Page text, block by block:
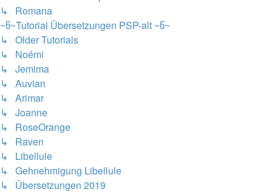
↳ Romana
~წ~Tutorial Übersetzungen PSP-alt ~წ~
↳ Older Tutorials
↳ Noémi
↳ Jemima
↳ Auvian
↳ Arimar
↳ Joanne
↳ RoseOrange
↳ Raven
↳ Libellule
↳ Gehnehmigung Libellule
↳ Übersetzungen 2019